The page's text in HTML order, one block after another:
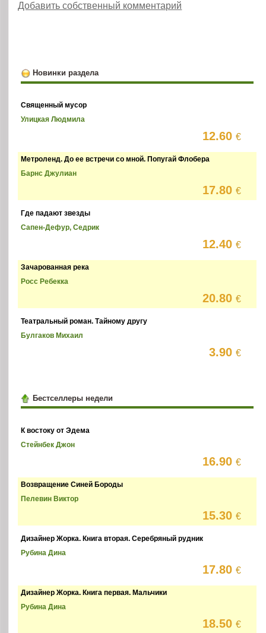
Добавить собственный комментарий
Новинки раздела
Священный мусор
Улицкая Людмила
12.60€
Метроленд. До ее встречи со мной. Попугай Флобера
Барнс Джулиан
17.80€
Где падают звезды
Сапен-Дефур, Седрик
12.40€
Зачарованная река
Росс Ребекка
20.80€
Театральный роман. Тайному другу
Булгаков Михаил
3.90€
Бестселлеры недели
К востоку от Эдема
Стейнбек Джон
16.90€
Возвращение Синей Бороды
Пелевин Виктор
15.30€
Дизайнер Жорка. Книга вторая. Серебряный рудник
Рубина Дина
17.80€
Дизайнер Жорка. Книга первая. Мальчики
Рубина Дина
18.50€